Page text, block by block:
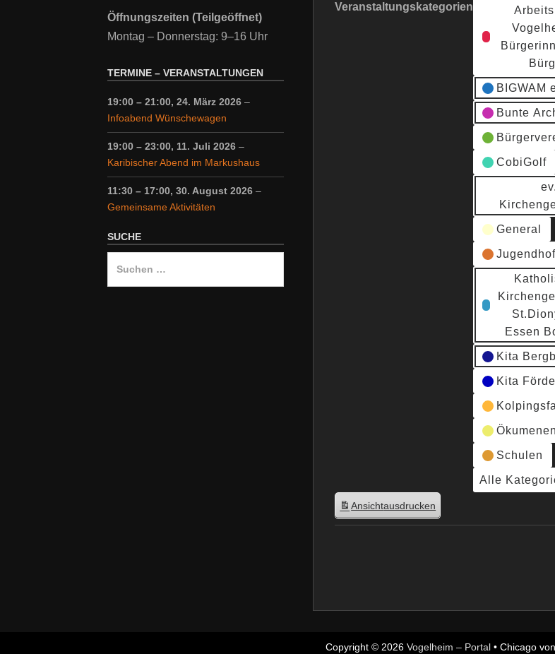
Veranstaltungskategorien
BIGWAM
Bunte
CobiGolf
ev.
General
Jugendhof
Essen
Kita
Kita
Schulen
Alle
Ansichtausdrucken
Öffnungszeiten (Teilgeöffnet)
Montag – Donnerstag: 9–16 Uhr
TERMINE – VERANSTALTUNGEN
19:00 – 21:00, 24. März 2026 –
Infoabend Wünschewagen
19:00 – 23:00, 11. Juli 2026 –
Karibischer Abend im Markushaus
11:30 – 17:00, 30. August 2026 –
Gemeinsame Aktivitäten
SUCHE
Copyright © 2026 Vogelheim – Portal• Chicago von